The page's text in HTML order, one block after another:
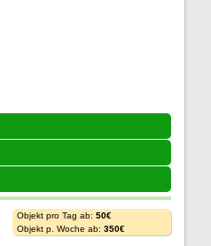
Objekt pro Tag ab: 50€
Objekt p. Woche ab: 350€